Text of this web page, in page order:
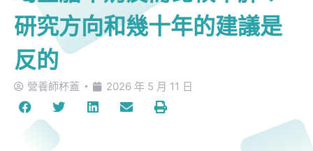
研究方向和幾十年的建議是
反的
營養師杯蓋 2026 年 5 月 11 日